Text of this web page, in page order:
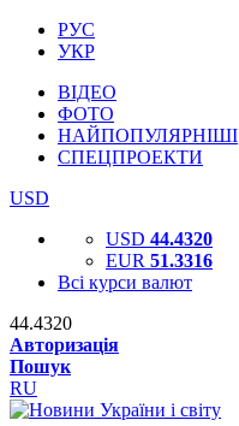
РУС
УКР
ВІДЕО
ФОТО
НАЙПОПУЛЯРНІШІ
СПЕЦПРОЕКТИ
USD
USD 44.4320
EUR 51.3316
Всі курси валют
44.4320
Авторизація
Пошук
RU